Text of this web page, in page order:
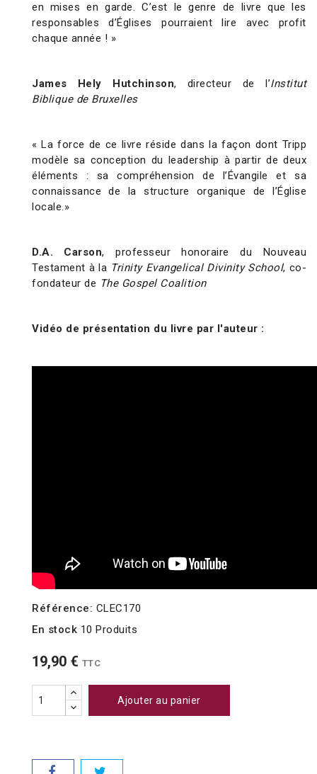
en mises en garde. C’est le genre de livre que les
responsables d’Églises pourraient lire avec profit
chaque année ! »
James Hely Hutchinson, directeur de l’Institut
Biblique de Bruxelles
« La force de ce livre réside dans la façon dont Tripp
modèle sa conception du leadership à partir de deux
éléments : sa compréhension de l’Évangile et sa
connaissance de la structure organique de l’Église
locale.»
D.A. Carson, professeur honoraire du Nouveau
Testament à la Trinity Evangelical Divinity School, co-
fondateur de The Gospel Coalition
Vidéo de présentation du livre par l'auteur :
Référence: CLEC170
En stock 10 Produits
19,90 € TTC
Ajouter au panier